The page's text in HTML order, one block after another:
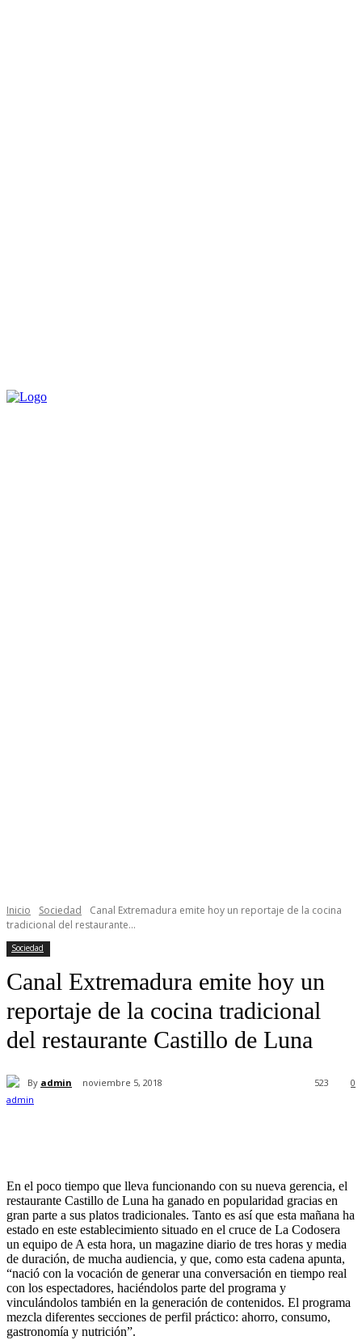
Inicio Sociedad
Canal Extremadura emite hoy un reportaje de la cocina
tradicional del restaurante...
Sociedad
Canal Extremadura emite hoy un
reportaje de la cocina tradicional
del restaurante Castillo de Luna
By admin noviembre 5, 2018 0
523
En el poco tiempo que lleva funcionando con su nueva gerencia, el
restaurante Castillo de Luna ha ganado en popularidad gracias en
gran parte a sus platos tradicionales. Tanto es así que esta mañana ha
estado en este establecimiento situado en el cruce de La Codosera
un equipo de A esta hora, un magazine diario de tres horas y media
de duración, de mucha audiencia, y que, como esta cadena apunta,
“nació con la vocación de generar una conversación en tiempo real
con los espectadores, haciéndolos parte del programa y
vinculándolos también en la generación de contenidos. El programa
mezcla diferentes secciones de perfil práctico: ahorro, consumo,
gastronomía y nutrición”.